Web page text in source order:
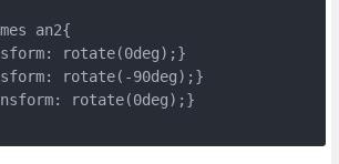
an2{
rotate(0deg);}
rotate(-90deg);}
rotate(0deg);}